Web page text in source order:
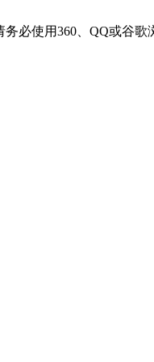
必使用360、QQ或谷歌